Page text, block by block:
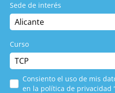
Sede de interés
Curso
Consiento el uso de mis
en la política de privacidad